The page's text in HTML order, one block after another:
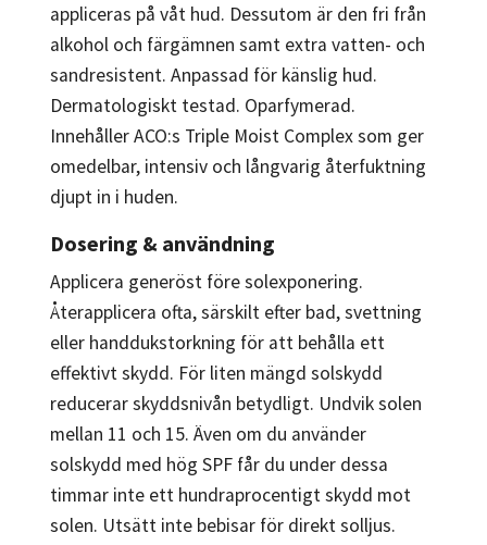
appliceras på våt hud. Dessutom är den fri från
alkohol och färgämnen samt extra vatten- och
sandresistent. Anpassad för känslig hud.
Dermatologiskt testad. Oparfymerad.
Innehåller ACO:s Triple Moist Complex som ger
omedelbar, intensiv och långvarig återfuktning
djupt in i huden.
Dosering & användning
Applicera generöst före solexponering.
Återapplicera ofta, särskilt efter bad, svettning
eller handdukstorkning för att behålla ett
effektivt skydd. För liten mängd solskydd
reducerar skyddsnivån betydligt. Undvik solen
mellan 11 och 15. Även om du använder
solskydd med hög SPF får du under dessa
timmar inte ett hundraprocentigt skydd mot
solen. Utsätt inte bebisar för direkt solljus.